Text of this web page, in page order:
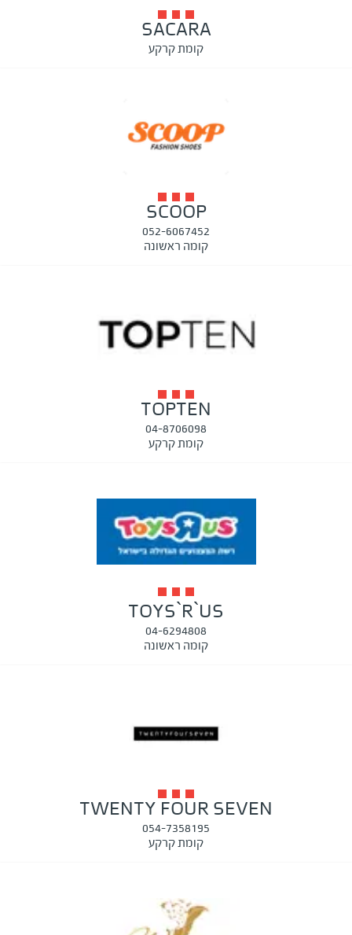
SACARA
קומת קרקע
SCOOP
052-6067452
קומה ראשונה
TOPTEN
04-8706098
קומת קרקע
TOYS`R`US
04-6294808
קומה ראשונה
TWENTY FOUR SEVEN
054-7358195
קומת קרקע